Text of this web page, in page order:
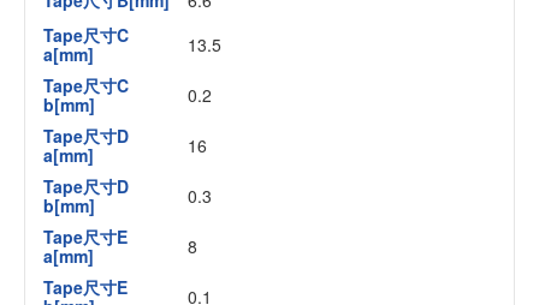
Tape尺寸C
a[mm]
13.5
Tape尺寸C
b[mm]
0.2
Tape尺寸D
a[mm]
16
Tape尺寸D
b[mm]
0.3
Tape尺寸E
a[mm]
8
Tape尺寸E
0.1